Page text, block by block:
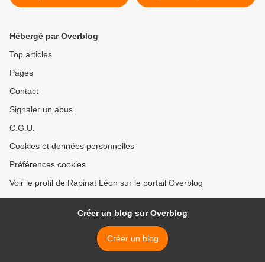
exploité par les opposants
Pythagore >
Hébergé par Overblog
Top articles
Pages
Contact
Signaler un abus
C.G.U.
Cookies et données personnelles
Préférences cookies
Voir le profil de Rapinat Léon sur le portail Overblog
Créer un blog sur Overblog
Créer un blog